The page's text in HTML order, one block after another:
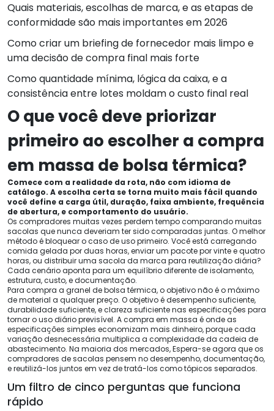
Quais materiais, escolhas de marca, e as etapas de
conformidade são mais importantes em 2026
Como criar um briefing de fornecedor mais limpo e
uma decisão de compra final mais forte
Como quantidade mínima, lógica da caixa, e a
consistência entre lotes moldam o custo final real
O que você deve priorizar
primeiro ao escolher a compra
em massa de bolsa térmica?
Comece com a realidade da rota, não com idioma de
catálogo. A escolha certa se torna muito mais fácil quando
você define a carga útil, duração, faixa ambiente, frequência
de abertura, e comportamento do usuário.
Os compradores muitas vezes perdem tempo comparando muitas
sacolas que nunca deveriam ter sido comparadas juntas. O melhor
método é bloquear o caso de uso primeiro. Você está carregando
comida gelada por duas horas, enviar um pacote por vinte e quatro
horas, ou distribuir uma sacola da marca para reutilização diária?
Cada cenário aponta para um equilíbrio diferente de isolamento,
estrutura, custo, e documentação.
Para compra a granel de bolsa térmica, o objetivo não é o máximo
de material a qualquer preço. O objetivo é desempenho suficiente,
durabilidade suficiente, e clareza suficiente nas especificações para
tornar o uso diário previsível. A compra em massa é onde as
especificações simples economizam mais dinheiro, porque cada
variação desnecessária multiplica a complexidade da cadeia de
abastecimento. Na maioria dos mercados, Espera-se agora que os
compradores de sacolas pensem no desempenho, documentação,
e reutilizá-los juntos em vez de tratá-los como tópicos separados.
Um filtro de cinco perguntas que funciona
rápido